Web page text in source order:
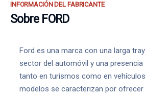
INFORMACIÓN DEL FABRICANTE
Sobre FORD
Ford es una marca con una larga
sector del automóvil y una
tanto en turismos como en
modelos se caracterizan por